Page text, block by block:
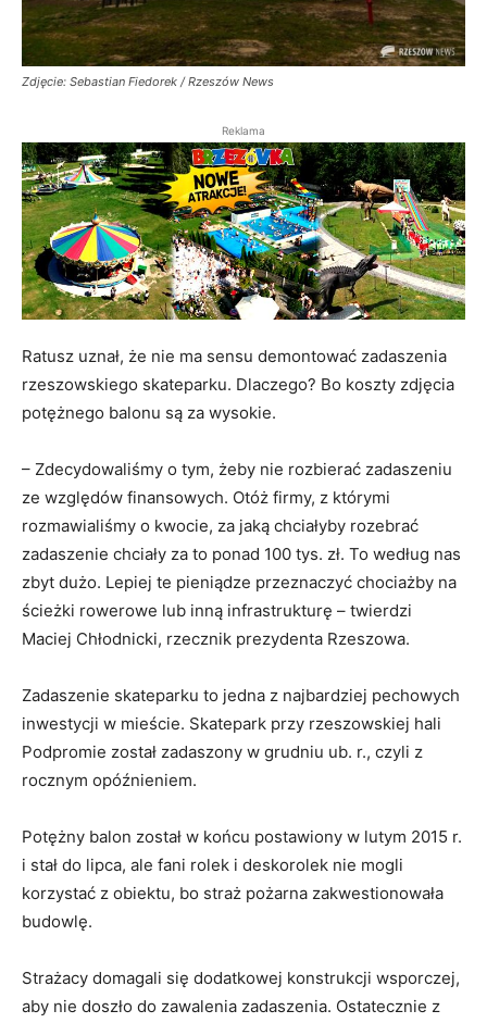
Zdjęcie: Sebastian Fiedorek / Rzeszów News
Reklama
Ratusz uznał, że nie ma sensu demontować zadaszenia
rzeszowskiego skateparku. Dlaczego? Bo koszty zdjęcia
potężnego balonu są za wysokie.
– Zdecydowaliśmy o tym, żeby nie rozbierać zadaszeniu
ze względów finansowych. Otóż firmy, z którymi
rozmawialiśmy o kwocie, za jaką chciałyby rozebrać
zadaszenie chciały za to ponad 100 tys. zł. To według nas
zbyt dużo. Lepiej te pieniądze przeznaczyć chociażby na
ścieżki rowerowe lub inną infrastrukturę – twierdzi
Maciej Chłodnicki, rzecznik prezydenta Rzeszowa.
Zadaszenie skateparku to jedna z najbardziej pechowych
inwestycji w mieście. Skatepark przy rzeszowskiej hali
Podpromie został zadaszony w grudniu ub. r., czyli z
rocznym opóźnieniem.
Potężny balon został w końcu postawiony w lutym 2015 r.
i stał do lipca, ale fani rolek i deskorolek nie mogli
korzystać z obiektu, bo straż pożarna zakwestionowała
budowlę.
Strażacy domagali się dodatkowej konstrukcji wsporczej,
aby nie doszło do zawalenia zadaszenia. Ostatecznie z